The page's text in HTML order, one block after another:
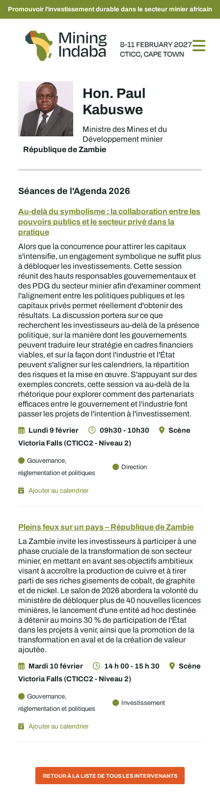
Promouvoir l'investissement durable dans le secteur minier africain
Hon. Paul
Kabuswe
Ministre des Mines et du
Développement minier
République de Zambie
Séances de l'Agenda 2026
Au-delà du symbolisme : la collaboration entre les
pouvoirs publics et le secteur privé dans la
pratique
Alors que la concurrence pour attirer les capitaux
s'intensifie, un engagement symbolique ne suffit plus
à débloquer les investissements. Cette session
réunit des hauts responsables gouvernementaux et
des PDG du secteur minier afin d'examiner comment
l'alignement entre les politiques publiques et les
capitaux privés permet réellement d'obtenir des
résultats. La discussion portera sur ce que
recherchent les investisseurs au-delà de la présence
politique, sur la manière dont les gouvernements
peuvent traduire leur stratégie en cadres financiers
viables, et sur la façon dont l'industrie et l'État
peuvent s'aligner sur les calendriers, la répartition
des risques et la mise en œuvre. S'appuyant sur des
exemples concrets, cette session va au-delà de la
rhétorique pour explorer comment des partenariats
efficaces entre le gouvernement et l'industrie font
passer les projets de l'intention à l'investissement.
Lundi 9 février 09h30 - 10h30
Scène
Victoria Falls (CTICC2 - Niveau 2)
Gouvernance,
réglementation et politiques
Direction
Ajouter au calendrier
Pleins feux sur un pays – République de Zambie
La Zambie invite les investisseurs à participer à une
phase cruciale de la transformation de son secteur
minier, en mettant en avant ses objectifs ambitieux
visant à accroître la production de cuivre et à tirer
parti de ses riches gisements de cobalt, de graphite
et de nickel. Le salon de 2026 abordera la volonté du
ministère de débloquer plus de 40 nouvelles licences
minières, le lancement d'une entité ad hoc destinée
à détenir au moins 30 % de participation de l'État
dans les projets à venir, ainsi que la promotion de la
transformation en aval et de la création de valeur
ajoutée.
Mardi 10 février 14 h 00 - 15 h 30
Scène
Victoria Falls (CTICC2 - Niveau 2)
Gouvernance,
réglementation et politiques
Investissement
Ajouter au calendrier
RETOUR À LA LISTE DE TOUS LES INTERVENANTS